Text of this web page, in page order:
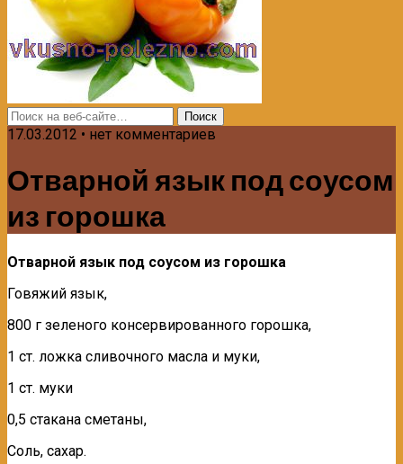
17.03.2012 • нет комментариев
Отварной язык под соусом
из горошка
Отварной язык под соусом из горошка
Говяжий язык,
800 г зеленого консервированного горош­ка,
1 ст. ложка сливочного масла и муки,
1 ст. муки
0,5 стакана сметаны,
Соль, сахар.